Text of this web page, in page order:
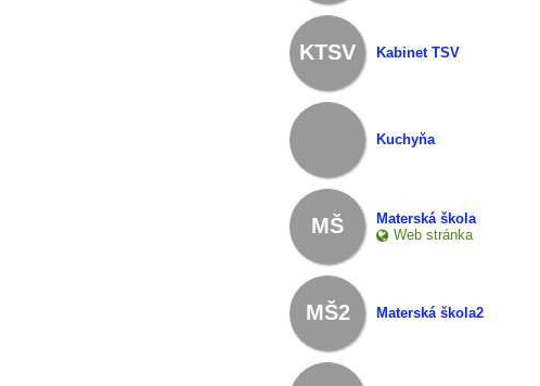
KTSV Kabinet TSV
Kuchyňa
MŠ
Materská škola
Web stránka
MŠ2 Materská škola2